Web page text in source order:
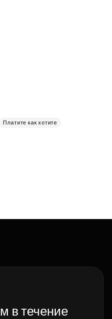
Платите как хотите
в течение